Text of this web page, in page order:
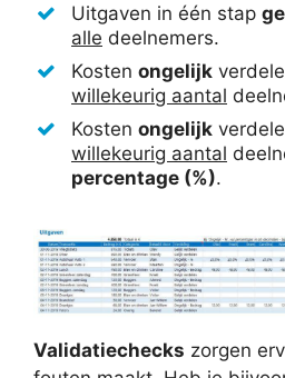
Uitgaven in één stap
alle deelnemers.
Kosten ongelijk
willekeurig aantal
Kosten ongelijk
willekeurig aantal
percentage (%).
Validatiechecks zorgen